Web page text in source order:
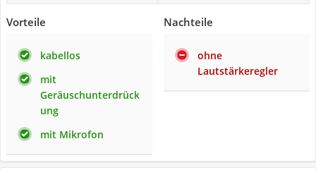
Vorteile
kabellos
mit
Geräuschunterdrück
ung
mit Mikrofon
Nachteile
ohne
Lautstärkeregler